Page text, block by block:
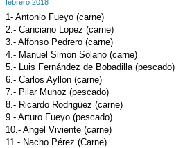
febrero 2018
1- Antonio Fueyo (carne)
2.- Canciano Lopez (carne)
3.- Alfonso Pedrero (carne)
4.- Manuel Simón Solano (carne)
5.- Luis Fernández de Bobadilla (pescado)
6.- Carlos Ayllon (carne)
7.- Pilar Munoz (pescado)
8.- Ricardo Rodriguez (carne)
9.- Arturo Fueyo (pescado)
10.- Angel Viviente (carne)
11.- Nacho Pérez (Carne)